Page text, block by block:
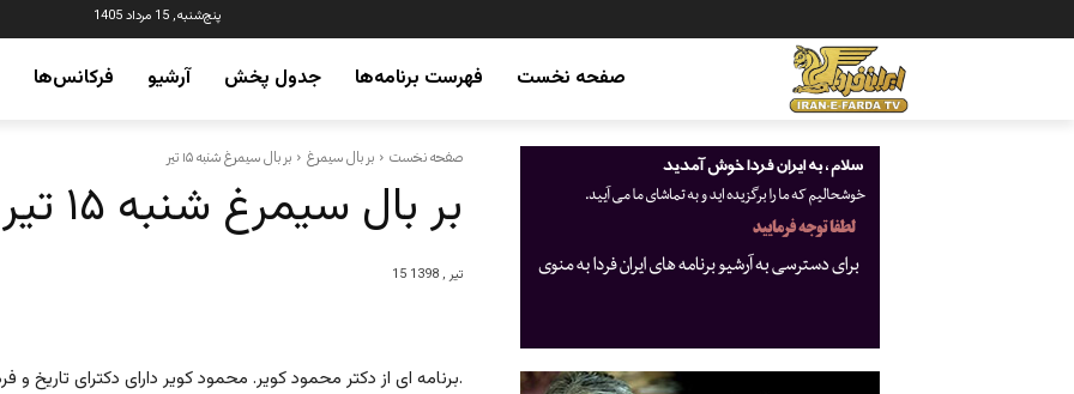
پنج‌شنبه, 15 مرداد 1405
صفحه نخست فهرست برنامه‌ها جدول پخش آرشیو فرکانس‌ها
صفحه نخست بر بال سیمرغ بر بال سیمرغ شنبه ۱۵ تیر
بر بال سیمرغ شنبه ۱۵ تیر
15 تیر , 1398
برنامه ای از دکتر محمود کویر. محمود کویر دارای دکترای تاریخ و فرهنگ ایران، نویسنده و شاعر است.